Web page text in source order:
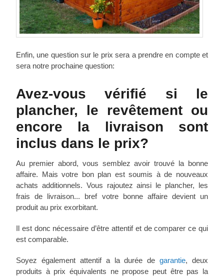
Enfin, une question sur le prix sera a prendre en compte et
sera notre prochaine question:
Avez-vous vérifié si le
plancher, le revêtement ou
encore la livraison sont
inclus dans le prix?
Au premier abord, vous semblez avoir trouvé la bonne
affaire. Mais votre bon plan est soumis à de nouveaux
achats additionnels. Vous rajoutez ainsi le plancher, les
frais de livraison... bref votre bonne affaire devient un
produit au prix exorbitant.
Il est donc nécessaire d’être attentif et de comparer ce qui
est comparable.
Soyez également attentif a la durée degarantie, deux
produits à prix équivalents ne propose peut être pas la